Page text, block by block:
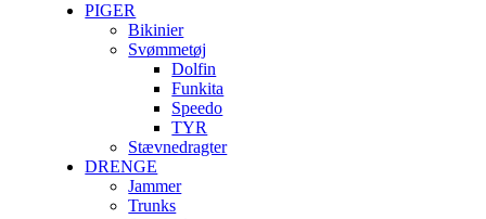
PIGER
Bikinier
Svømmetøj
Dolfin
Funkita
Speedo
TYR
Stævnedragter
DRENGE
Jammer
Trunks